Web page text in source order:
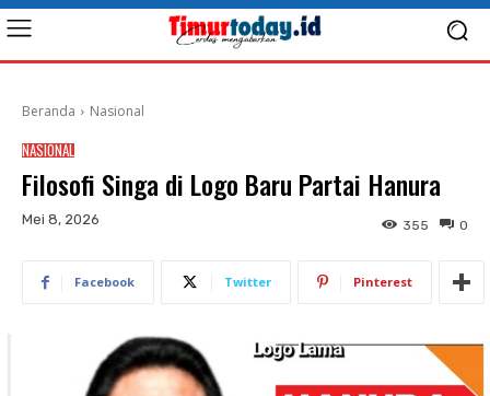
Beranda Nasional
NASIONAL
Filosofi Singa di Logo Baru Partai Hanura
Mei 8, 2026 0
355
Facebook Twitter Pinterest